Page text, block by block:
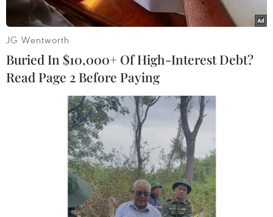
Asian Para Games 2
Đoàn Việt Nam sẵn sàng cho Asian Para Games
II tại Hàn Quốc
Trung Quốc dẫn đầu ASIAD, kình ngư Nhật Bản
xuất sắc nhất
Hàn Quốc và Triều Tiên xích gần nhau ở lễ bế
mạc ASIAD 17
JG Wentworth
Buried In $10,000+ Of High-Interest Debt?
Read Page 2 Before Paying